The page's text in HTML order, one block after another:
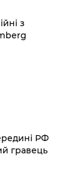
з
РФ
гравець